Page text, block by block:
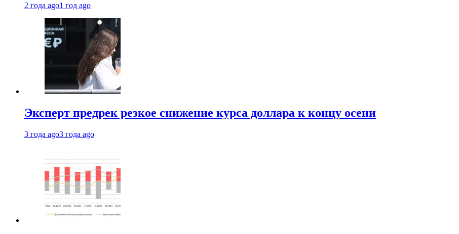
2 года ago1 год ago
Эксперт предрек резкое снижение курса доллара к концу осени
3 года ago3 года ago